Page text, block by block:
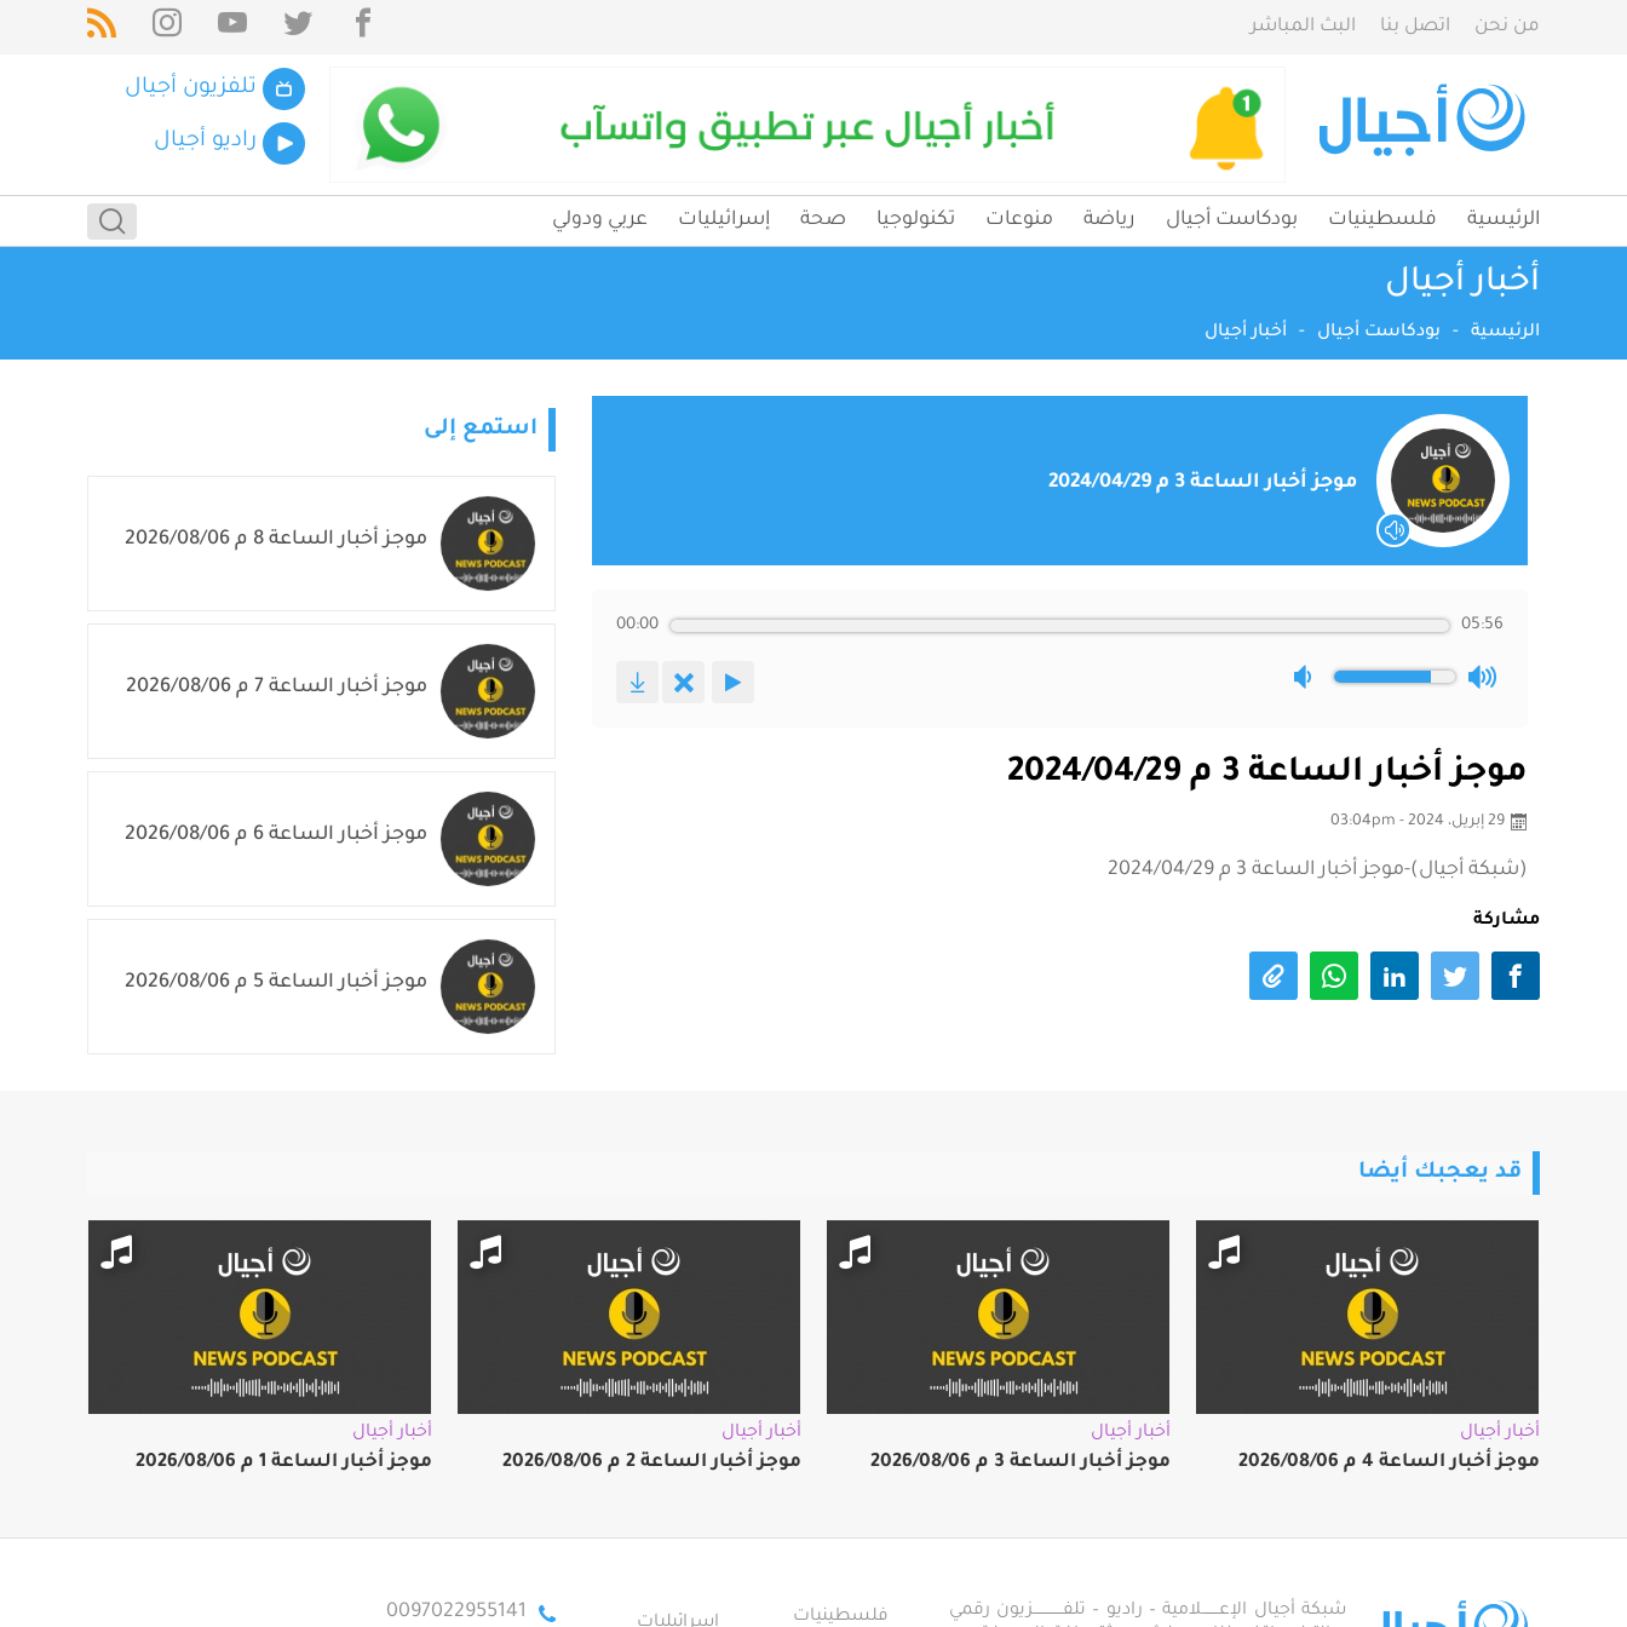
من نحن اتصل بنا البث المباشر
تلفزيون أجيال
راديو أجيال
الرئيسية فلسطينيات بودكاست أجيال رياضة منوعات تكنولوجيا صحة إسرائيليات عربي ودولي
أخبار أجيال
الرئيسية - بودكاست أجيال - أخبار أجيال
موجز أخبار الساعة 3 م 2024/04/29
00:00 05:56
موجز أخبار الساعة 3 م 2024/04/29
29 إبريل، 2024 - 03:04pm
(شبكة أجيال)-موجز أخبار الساعة 3 م 2024/04/29
مشاركة
استمع إلى
موجز أخبار الساعة 8 م 2026/08/06
موجز أخبار الساعة 7 م 2026/08/06
موجز أخبار الساعة 6 م 2026/08/06
موجز أخبار الساعة 5 م 2026/08/06
قد يعجبك أيضا
أخبار أجيال
موجز أخبار الساعة 4 م 2026/08/06
أخبار أجيال
موجز أخبار الساعة 3 م 2026/08/06
أخبار أجيال
موجز أخبار الساعة 2 م 2026/08/06
أخبار أجيال
موجز أخبار الساعة 1 م 2026/08/06
شبكة أجيال الإعـــــــلامية – راديو – تلفــــــــــــزيون رقمي
فلسطينيات 0097022955141